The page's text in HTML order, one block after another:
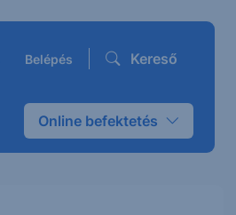
Belépés Kereső
Online befektetés